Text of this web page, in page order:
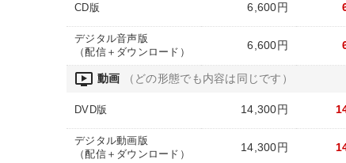
CD版 6,600円
デジタル音声版
（配信＋ダウンロード）
6,600円
ondemand_video 動画 （どの形態でも内容は同じです）
DVD版 14,300円
デジタル動画版
（配信＋ダウンロード）
14,300円